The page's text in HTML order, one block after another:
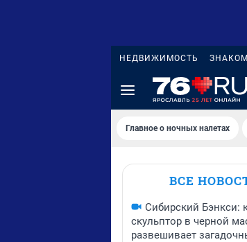
НЕДВИЖИМОСТЬ
Главное о ночных налетах
ВСЕ
Сибирский Бэнкси:
скульптор в черной
развешивает